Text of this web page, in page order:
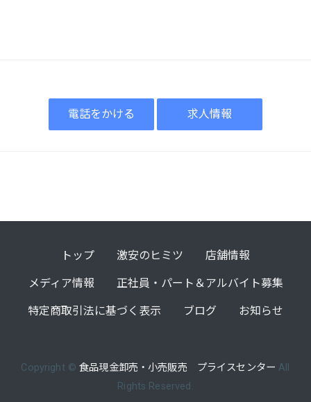
電話をかける 求人情報
トップ 激安のヒミツ 店舗情報
メディア情報 正社員・パート＆アルバイト募集
特定商取引法に基づく表示 ブログ お知らせ
Copyright ©食品現金卸売・小売販売 プライスセンター All
Rights Reserved.